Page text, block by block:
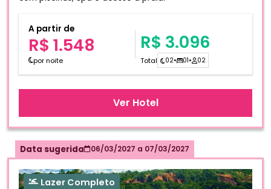
A partir de
R$ 1.548
por noite
R$ 3.096
Total 02• 01• 02
Ver Hotel
Data sugerida 06/03/2027 a 07/03/2027
Lazer Completo